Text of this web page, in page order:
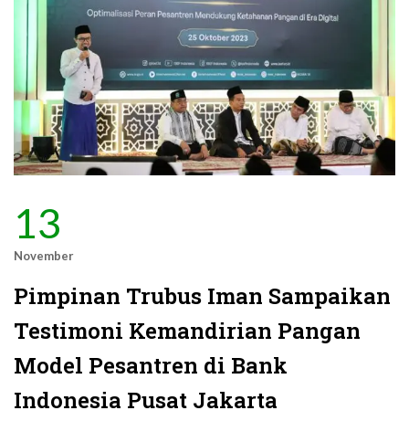
13
November
Pimpinan Trubus Iman Sampaikan
Testimoni Kemandirian Pangan
Model Pesantren di Bank
Indonesia Pusat Jakarta